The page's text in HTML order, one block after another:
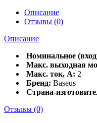
Описание
Отзывы (0)
Описание
Номинальное
Макс. выходная
Макс. ток, А: 2
Бренд: Baseus
Страна-
Отзывы (0)